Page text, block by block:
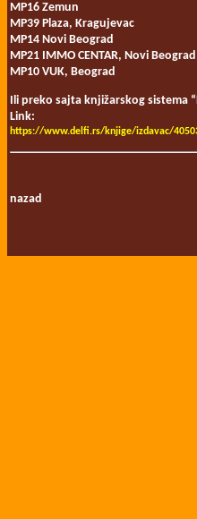
MP16 Zemun
MP39 Plaza, Kragujevac
MP14 Novi Beograd
MP21 IMMO CENTAR, Novi Beograd
MP10 VUK, Beograd
Ili preko sajta knjižarskog sistema
Link:
https://www.delfi.rs/knjige/izdavac/
nazad